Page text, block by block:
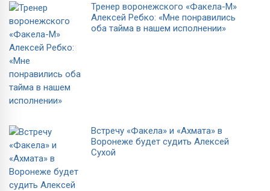
Тренер воронежского «Факела-М»
Алексей Ребко: «Мне понравились
оба тайма в нашем исполнении»
Встречу «Факела» и «Ахмата» в
Воронеже будет судить Алексей
Сухой